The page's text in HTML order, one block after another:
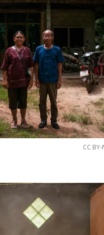
CC